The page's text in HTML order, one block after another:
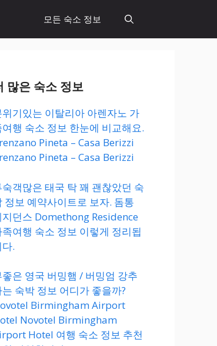
모든 숙소 정보
많은 숙소 정보
위기있는 이탈리아 아렌자노 가
여행 숙소 정보 한눈에 비교해요.
Pineta – Casa Berizzi
Pineta – Casa Berizzi
숙객많은 태국 탁 꽤 괜찮았던 숙
정보 예약사이트로 보자. 돔통
지던스 Domethong Residence
족여행 숙소 정보 이렇게 정리됩
.
좋은 영국 버밍햄 / 버밍엄 강추
숙박 정보 어디가 좋을까?
Birmingham Airport
Novotel Birmingham
Hotel 여행 숙소 정보 추천